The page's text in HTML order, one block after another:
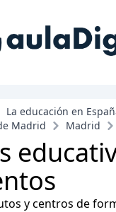
La educación en
Madrid
Madrid
y centros de